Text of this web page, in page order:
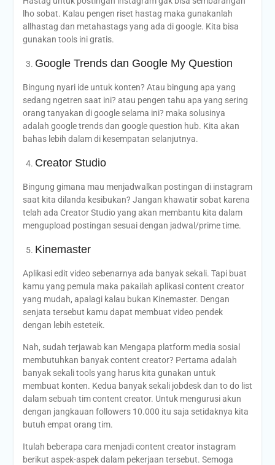
lho sobat. Kalau pengen riset hastag maka gunakanlah
allhastag dan metahastags yang ada di google. Kita bisa
gunakan tools ini gratis.
Google Trends dan Google My Question
Bingung nyari ide untuk konten? Atau bingung apa yang
sedang ngetren saat ini? atau pengen tahu apa yang sering
orang tanyakan di google selama ini? maka solusinya
adalah google trends dan google question hub. Kita akan
bahas lebih dalam di kesempatan selanjutnya.
Creator Studio
Bingung gimana mau menjadwalkan postingan di instagram
saat kita dilanda kesibukan? Jangan khawatir sobat karena
telah ada Creator Studio yang akan membantu kita dalam
mengupload postingan sesuai dengan jadwal/prime time.
Kinemaster
Aplikasi edit video sebenarnya ada banyak sekali. Tapi buat
kamu yang pemula maka pakailah aplikasi content creator
yang mudah, apalagi kalau bukan Kinemaster. Dengan
senjata tersebut kamu dapat membuat video pendek
dengan lebih esteteik.
Nah, sudah terjawab kan Mengapa platform media sosial
membutuhkan banyak content creator? Pertama adalah
banyak sekali tools yang harus kita gunakan untuk
membuat konten. Kedua banyak sekali jobdesk dan to do list
dalam sebuah tim content creator. Untuk mengurusi akun
dengan jangkauan followers 10.000 itu saja setidaknya kita
butuh empat orang tim.
Itulah beberapa cara menjadi content creator instagram
berikut aspek-aspek dalam pekerjaan tersebut. Semoga